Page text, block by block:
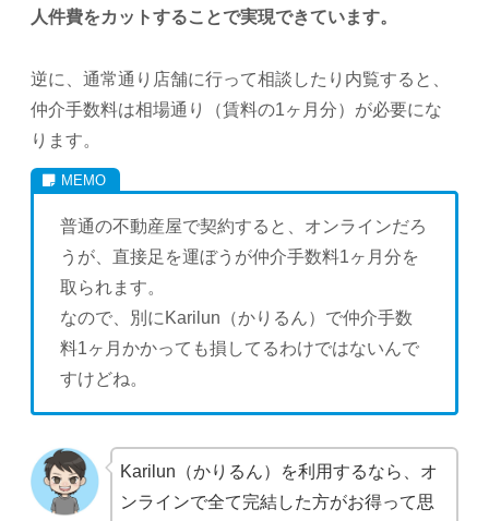
人件費をカットすることで実現できています。
逆に、通常通り店舗に行って相談したり内覧すると、
仲介手数料は相場通り（賃料の1ヶ月分）が必要にな
ります。
普通の不動産屋で契約すると、オンラインだろ
うが、直接足を運ぼうが仲介手数料1ヶ月分を
取られます。
なので、別にKarilun（かりるん）で仲介手数
料1ヶ月かかっても損してるわけではないんで
すけどね。
Karilun（かりるん）を利用するなら、オ
ンラインで全て完結した方がお得って思